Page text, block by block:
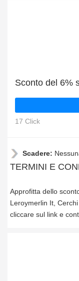
17 Click
Scadere:
TERMINI E
Approfitta dello
Leroymerlin It,
cliccare sul link e